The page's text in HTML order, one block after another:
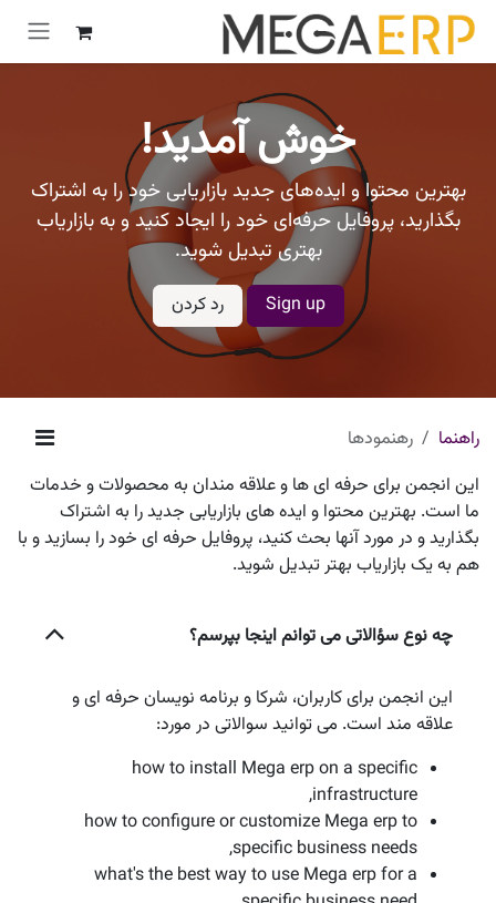
پرش به محتوا
خوش آمدید!
بهترین محتوا و ایده‌های جدید بازاریابی خود را به اشتراک
بگذارید، پروفایل حرفه‌ای خود را ایجاد کنید و به بازاریاب
بهتری تبدیل شوید.
Sign up رد کردن
راهنما
رهنمودها
این انجمن برای حرفه ای ها و علاقه مندان به محصولات و خدمات
ما است. بهترین محتوا و ایده های بازاریابی جدید را به اشتراک
بگذارید و در مورد آنها بحث کنید، پروفایل حرفه ای خود را بسازید و با
هم به یک بازاریاب بهتر تبدیل شوید.
چه نوع سؤالاتی می توانم اینجا بپرسم؟
این انجمن برای کاربران، شرکا و برنامه نویسان حرفه ای و
علاقه مند است. می توانید سوالاتی در مورد:
how to install Mega erp on a specific
infrastructure,
how to configure or customize Mega erp to
specific business needs,
what's the best way to use Mega erp for a